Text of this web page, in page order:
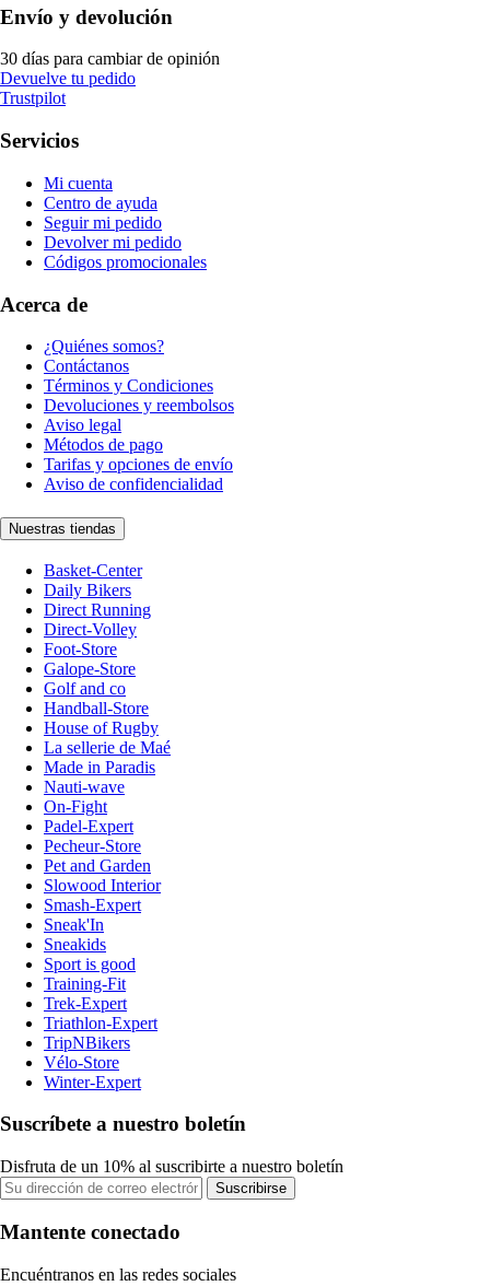
Envío y devolución
30 días para cambiar de opinión
Devuelve tu pedido
Trustpilot
Servicios
Mi cuenta
Centro de ayuda
Seguir mi pedido
Devolver mi pedido
Códigos promocionales
Acerca de
¿Quiénes somos?
Contáctanos
Términos y Condiciones
Devoluciones y reembolsos
Aviso legal
Métodos de pago
Tarifas y opciones de envío
Aviso de confidencialidad
Nuestras tiendas
Basket-Center
Daily Bikers
Direct Running
Direct-Volley
Foot-Store
Galope-Store
Golf and co
Handball-Store
House of Rugby
La sellerie de Maé
Made in Paradis
Nauti-wave
On-Fight
Padel-Expert
Pecheur-Store
Pet and Garden
Slowood Interior
Smash-Expert
Sneak'In
Sneakids
Sport is good
Training-Fit
Trek-Expert
Triathlon-Expert
TripNBikers
Vélo-Store
Winter-Expert
Suscríbete a nuestro boletín
Disfruta de un 10% al suscribirte a nuestro boletín
Suscribirse
Mantente conectado
Encuéntranos en las redes sociales